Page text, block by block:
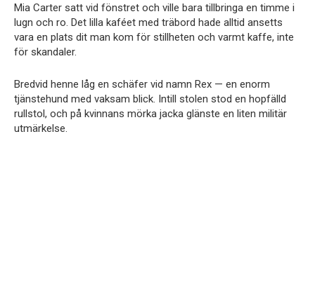
Mia Carter satt vid fönstret och ville bara tillbringa en timme i
lugn och ro. Det lilla kaféet med träbord hade alltid ansetts
vara en plats dit man kom för stillheten och varmt kaffe, inte
för skandaler.
Bredvid henne låg en schäfer vid namn Rex — en enorm
tjänstehund med vaksam blick. Intill stolen stod en hopfälld
rullstol, och på kvinnans mörka jacka glänste en liten militär
utmärkelse.